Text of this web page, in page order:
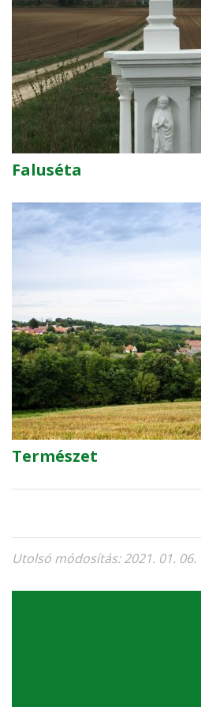
Faluséta
Természet
Utolsó módosítás: 2021. 01. 06.